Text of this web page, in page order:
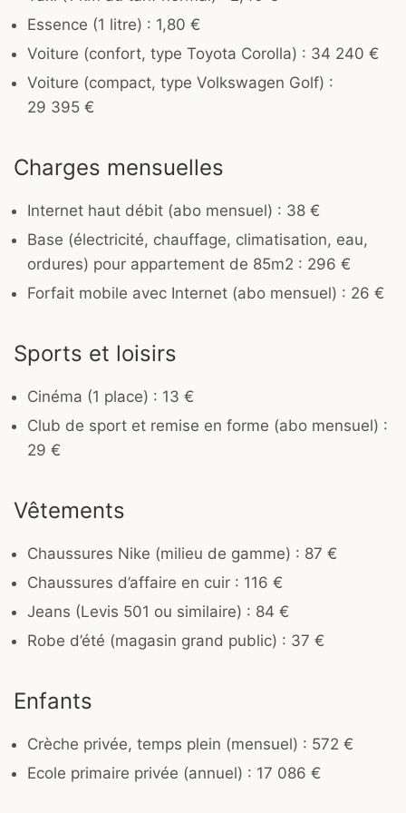
Essence (1 litre) : 1,80 €
Voiture (confort, type Toyota Corolla) : 34 240 €
Voiture (compact, type Volkswagen Golf) :
29 395 €
Charges mensuelles
Internet haut débit (abo mensuel) : 38 €
Base (électricité, chauffage, climatisation, eau,
ordures) pour appartement de 85m2 : 296 €
Forfait mobile avec Internet (abo mensuel) : 26 €
Sports et loisirs
Cinéma (1 place) : 13 €
Club de sport et remise en forme (abo mensuel) :
29 €
Vêtements
Chaussures Nike (milieu de gamme) : 87 €
Chaussures d’affaire en cuir : 116 €
Jeans (Levis 501 ou similaire) : 84 €
Robe d’été (magasin grand public) : 37 €
Enfants
Crèche privée, temps plein (mensuel) : 572 €
Ecole primaire privée (annuel) : 17 086 €